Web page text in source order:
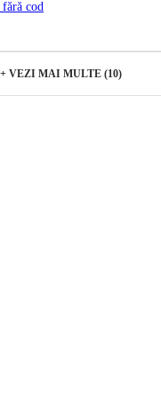
cod
+ VEZI MAI MULTE (10)